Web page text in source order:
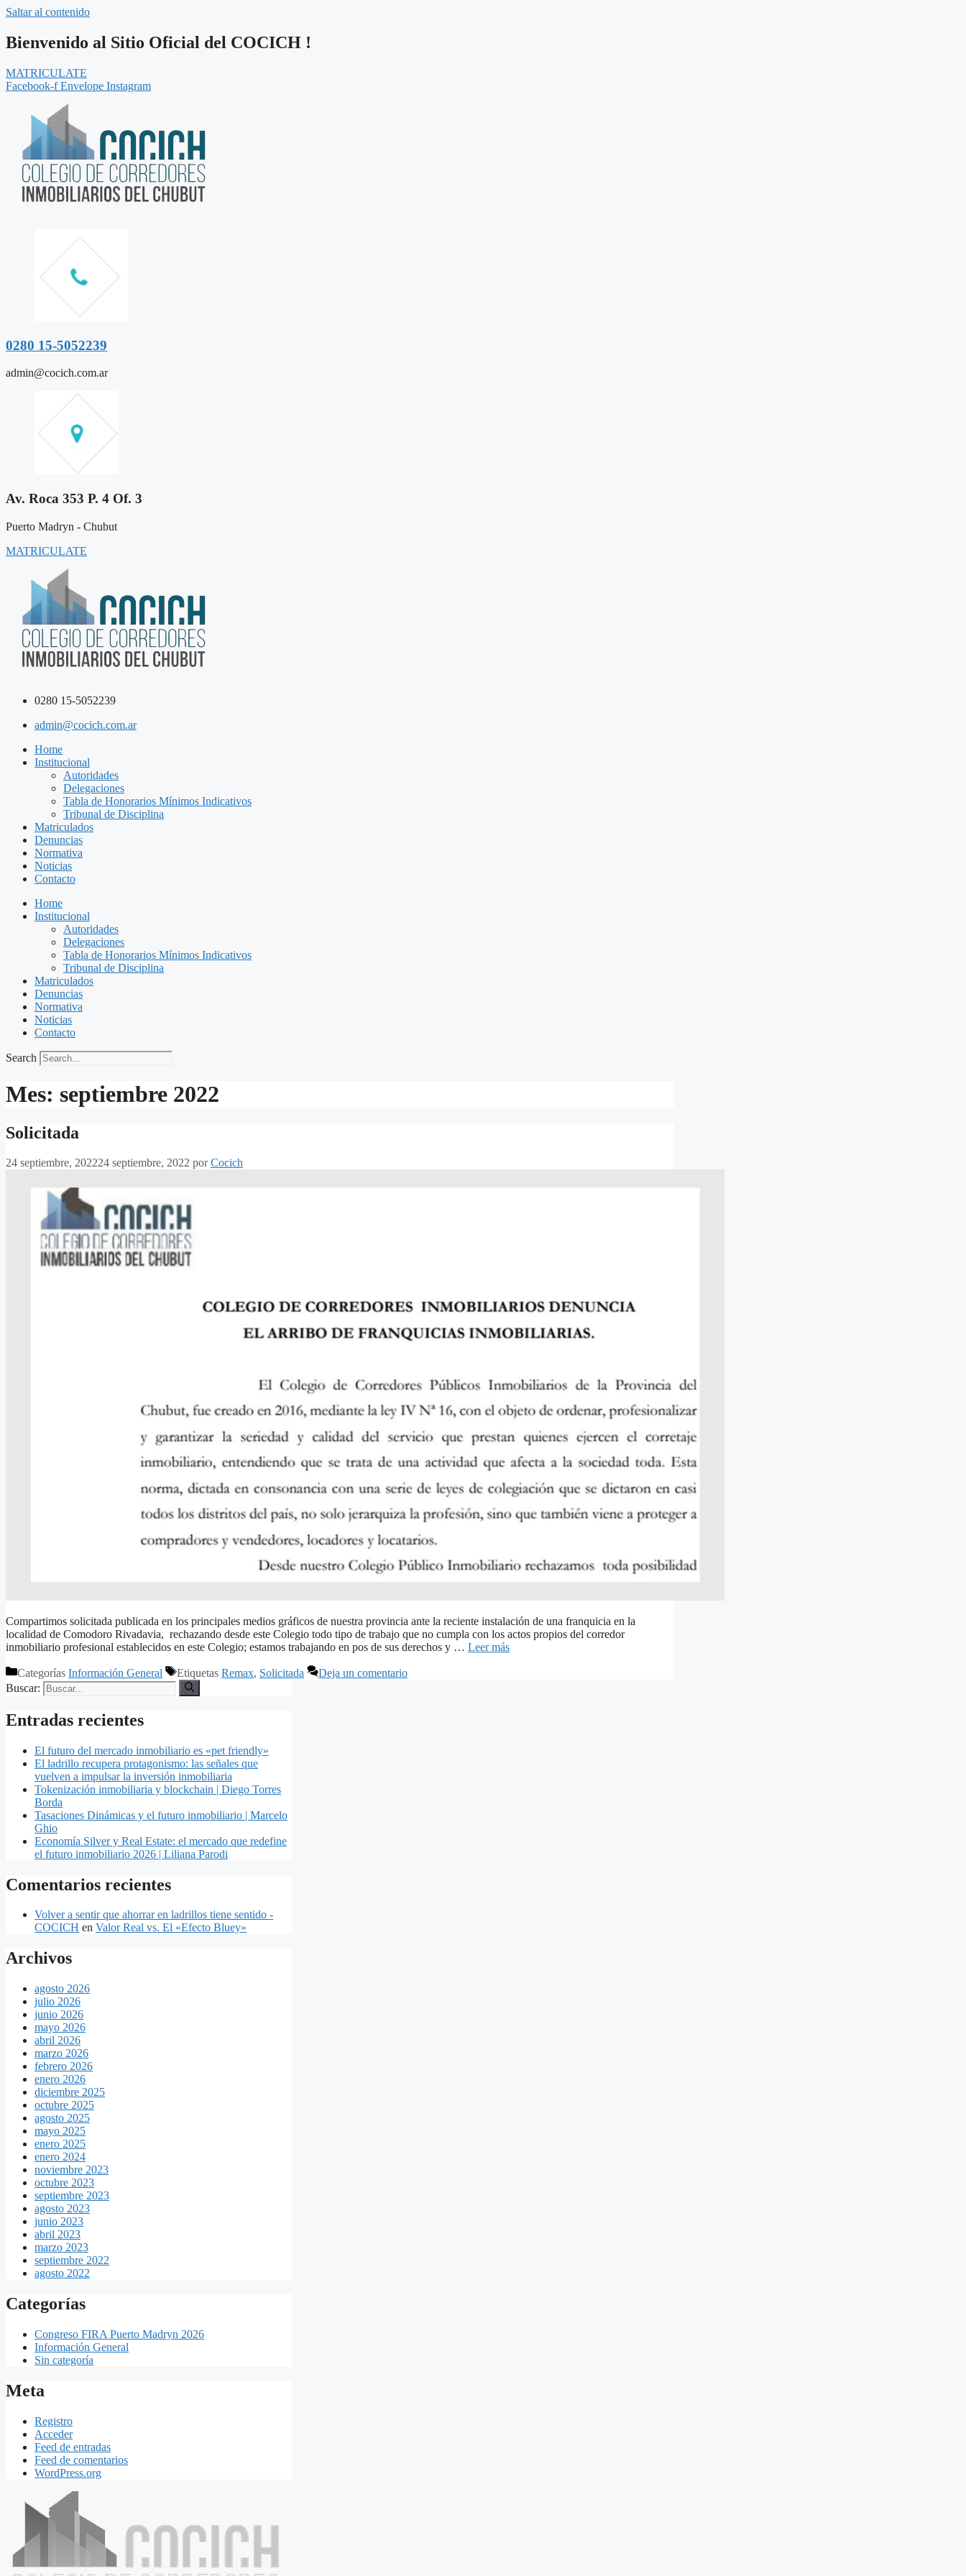
Saltar al contenido
Bienvenido al Sitio Oficial del COCICH !
MATRICULATE
Facebook-f Envelope Instagram
0280 15-5052239
admin@cocich.com.ar
Av. Roca 353 P. 4 Of. 3
Puerto Madryn - Chubut
MATRICULATE
0280 15-5052239
admin@cocich.com.ar
Home
Institucional
Autoridades
Delegaciones
Tabla de Honorarios Mínimos Indicativos
Tribunal de Disciplina
Matriculados
Denuncias
Normativa
Noticias
Contacto
Home
Institucional
Autoridades
Delegaciones
Tabla de Honorarios Mínimos Indicativos
Tribunal de Disciplina
Matriculados
Denuncias
Normativa
Noticias
Contacto
Search
Mes: septiembre 2022
Solicitada
24 septiembre, 202224 septiembre, 2022 porCocich
Compartimos solicitada publicada en los principales medios gráficos de nuestra provincia ante la reciente instalación de una franquicia en la
localidad de Comodoro Rivadavia, rechazando desde este Colegio todo tipo de trabajo que no cumpla con los actos propios del corredor
inmobiliario profesional establecidos en este Colegio; estamos trabajando en pos de sus derechos y … Leer más
Categorías Información General Etiquetas Remax, Solicitada
Deja un comentario
Buscar:
Entradas recientes
El futuro del mercado inmobiliario es «pet friendly»
El ladrillo recupera protagonismo: las señales que
vuelven a impulsar la inversión inmobiliaria
Tokenización inmobiliaria y blockchain | Diego Torres
Borda
Tasaciones Dinámicas y el futuro inmobiliario | Marcelo
Ghio
Economía Silver y Real Estate: el mercado que redefine
el futuro inmobiliario 2026 | Liliana Parodi
Comentarios recientes
Volver a sentir que ahorrar en ladrillos tiene sentido -
COCICH en Valor Real vs. El «Efecto Bluey»
Archivos
agosto 2026
julio 2026
junio 2026
mayo 2026
abril 2026
marzo 2026
febrero 2026
enero 2026
diciembre 2025
octubre 2025
agosto 2025
mayo 2025
enero 2025
enero 2024
noviembre 2023
octubre 2023
septiembre 2023
agosto 2023
junio 2023
abril 2023
marzo 2023
septiembre 2022
agosto 2022
Categorías
Congreso FIRA Puerto Madryn 2026
Información General
Sin categoría
Meta
Registro
Acceder
Feed de entradas
Feed de comentarios
WordPress.org